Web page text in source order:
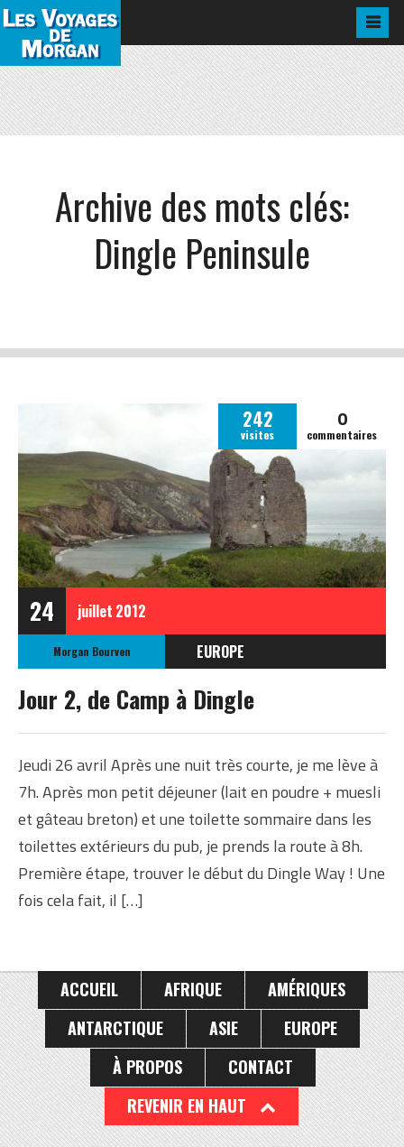
Archive des mots clés:
Dingle Peninsule
24 juillet 2012
242
visites
0
commentaires
Morgan Bourven
EUROPE
IRLANDE
Jour 2, de Camp à Dingle
Jeudi 26 avril Après une nuit très courte, je me lève à
7h. Après mon petit déjeuner (lait en poudre + muesli
et gâteau breton) et une toilette sommaire dans les
toilettes extérieurs du pub, je prends la route à 8h.
Première étape, trouver le début du Dingle Way ! Une
fois cela fait, il […]
ACCUEIL AFRIQUE
AMÉRIQUES
ANTARCTIQUE
ASIE
EUROPE
À PROPOS
CONTACT
REVENIR EN HAUT